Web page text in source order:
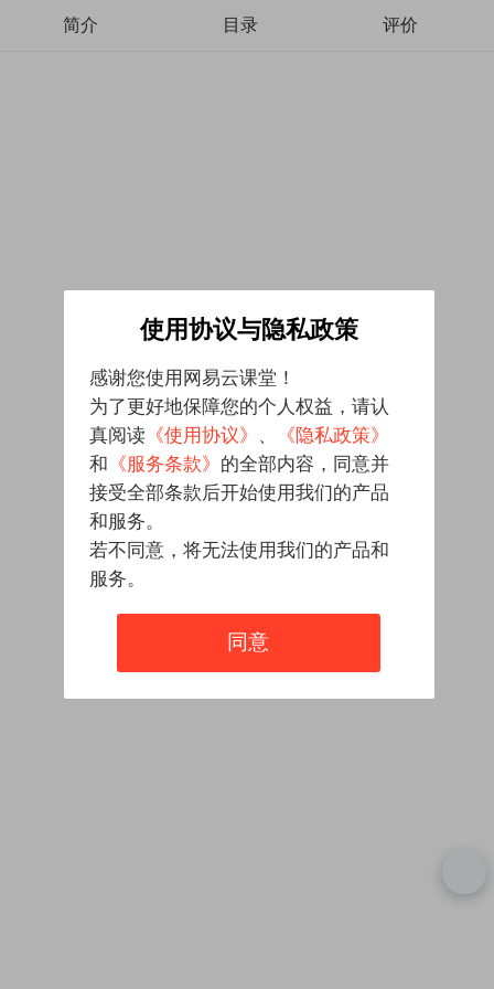
简介 目录 评价
使用协议与隐私政策
感谢您使用网易云课堂！
为了更好地保障您的个人权益，请认
真阅读 《使用协议》 、
《隐私政策》
和 《服务条款》 的全部内容，同意并
接受全部条款后开始使用我们的产品
和服务。
若不同意，将无法使用我们的产品和
服务。
同意